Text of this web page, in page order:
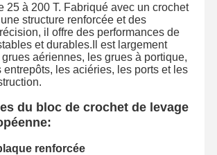
25 à 200 T. Fabriqué avec un crochet
structure renforcée et des
il offre des performances de
et durables.Il est largement
aériennes, les grues à portique,
entrepôts, les aciéries, les ports et les
du bloc de crochet de levage
renforcée